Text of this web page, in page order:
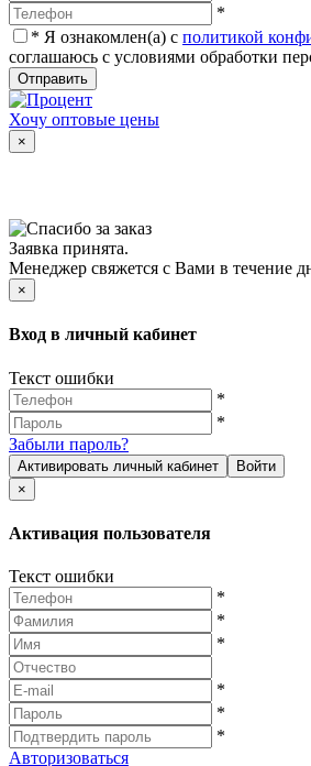
*
* Я ознакомлен(а) с политикой
соглашаюсь с условиями обработки
Отправить
Хочу оптовые цены
×
Заявка принята.
Менеджер свяжется с Вами в течение
×
Вход в личный кабинет
Текст ошибки
*
*
Забыли пароль?
Активировать личный кабинет
Войти
×
Активация пользователя
Текст ошибки
*
*
*
*
*
*
Авторизоваться